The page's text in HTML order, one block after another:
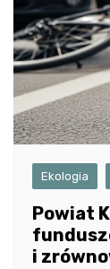
Ekologia
Powiat
i